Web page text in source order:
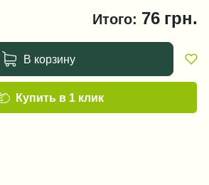
Итого: 76 грн.
В корзину
Купить в 1 клик